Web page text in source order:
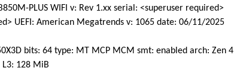
PLUS WIFI v: Rev 1.xx serial: <superuser required>
UEFI: American Megatrends v: 1065 date: 06/11/2025
bits: 64 type: MT MCP MCM smt: enabled arch: Zen 4
128 MiB